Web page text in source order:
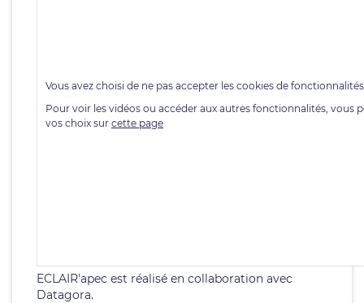
ECLAIR'apec est réalisé en collaboration avec
Datagora.